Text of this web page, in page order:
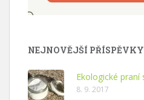
NEJNOVĚJŠÍ PŘÍSPĚVKY
Ekologické
8. 9. 2017